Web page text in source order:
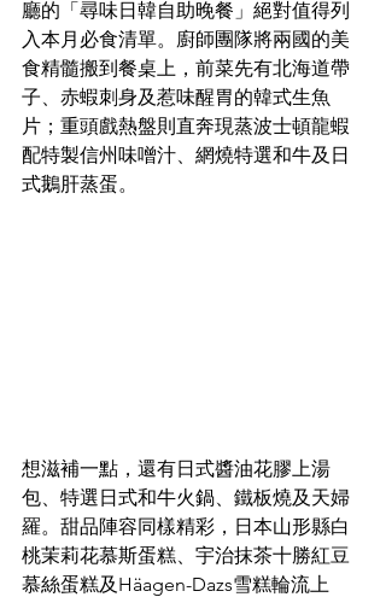
廳的「尋味日韓自助晚餐」絕對值得列
入本月必食清單。廚師團隊將兩國的美
食精髓搬到餐桌上，前菜先有北海道帶
子、赤蝦刺身及惹味醒胃的韓式生魚
片；重頭戲熱盤則直奔現蒸波士頓龍蝦
配特製信州味噌汁、網燒特選和牛及日
式鵝肝蒸蛋。
想滋補一點，還有日式醬油花膠上湯
包、特選日式和牛火鍋、鐵板燒及天婦
羅。甜品陣容同樣精彩，日本山形縣白
桃茉莉花慕斯蛋糕、宇治抹茶十勝紅豆
慕絲蛋糕及Häagen-Dazs雪糕輪流上